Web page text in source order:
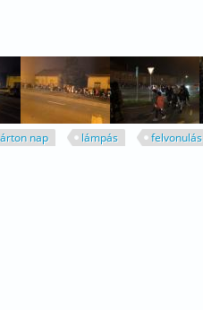
nap lámpás felvonulás